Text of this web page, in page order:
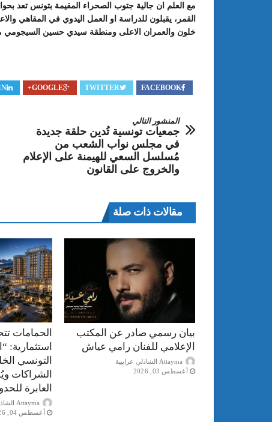
القمر، يقبلون للدراسة او العمل اليدوي في المقاهي
خلون والعمران الاعلى ومنطقة سيدي حسين السيجومي
FACEBOOK
TWITTER
GOOGLE+
المنشور التالي
جمعيات تونسية تُدين حلقة جديدة
في مجلس نواب الشعب من
مُسلسل السعي للهيمنة على الإعلام
والخروج على القانون
مقالات ذات صلة
الحمامات
استثمارية:
التونسي
الشراكات
العابرة
Attayma الشاذلي عرايبية
أغسطس 04, 2026
بيان رسمي صادر عن المكتب
الإعلامي للفنان رامي عياش
Attayma الشاذلي عرايبية
أغسطس 03, 2026